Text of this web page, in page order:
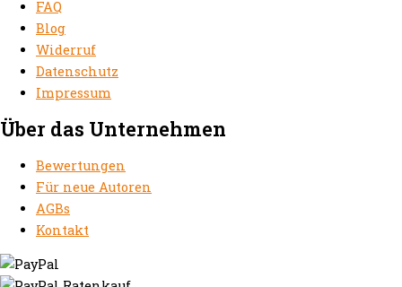
FAQ
Blog
Widerruf
Datenschutz
Impressum
Über das Unternehmen
Bewertungen
Für neue Autoren
AGBs
Kontakt